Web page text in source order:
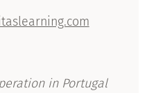
in Portugal